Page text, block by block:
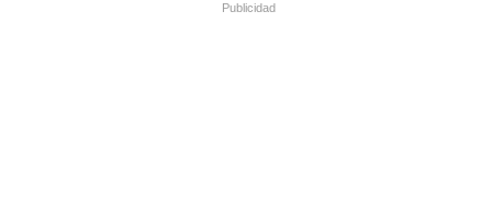
Publicidad